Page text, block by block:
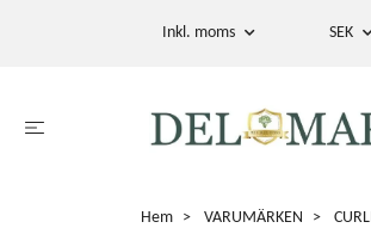
Inkl. moms SEK
Hem VARUMÄRKEN
CURLI